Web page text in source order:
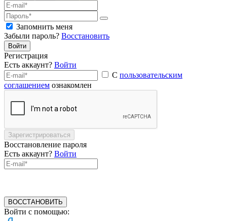
Запомнить меня
Забыли пароль? Восстановить
Войти
Регистрация
Есть аккаунт? Войти
С пользовательским
соглашением ознакомлен
Зарегистрироваться
Восстановление пароля
Есть аккаунт? Войти
ВОССТАНОВИТЬ
Войти с помощью: